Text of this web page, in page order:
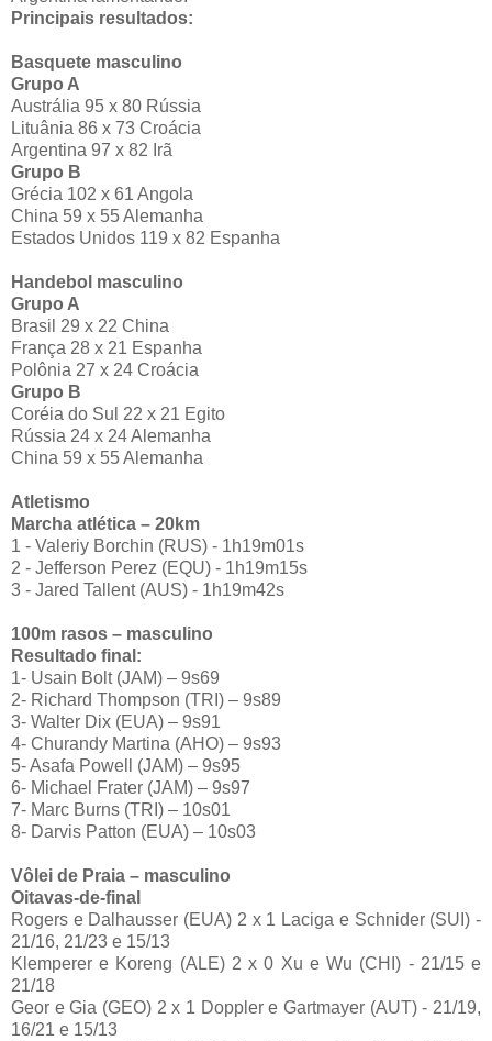
Principais resultados:
Basquete masculino
Grupo A
Austrália 95 x 80 Rússia
Lituânia 86 x 73 Croácia
Argentina 97 x 82 Irã
Grupo B
Grécia 102 x 61 Angola
China 59 x 55 Alemanha
Estados Unidos 119 x 82 Espanha
Handebol masculino
Grupo A
Brasil 29 x 22 China
França 28 x 21 Espanha
Polônia 27 x 24 Croácia
Grupo B
Coréia do Sul 22 x 21 Egito
Rússia 24 x 24 Alemanha
China 59 x 55 Alemanha
Atletismo
Marcha atlética – 20km
1 - Valeriy Borchin (RUS) - 1h19m01s
2 - Jefferson Perez (EQU) - 1h19m15s
3 - Jared Tallent (AUS) - 1h19m42s
100m rasos – masculino
Resultado final:
1- Usain Bolt (JAM) – 9s69
2- Richard Thompson (TRI) – 9s89
3- Walter Dix (EUA) – 9s91
4- Churandy Martina (AHO) – 9s93
5- Asafa Powell (JAM) – 9s95
6- Michael Frater (JAM) – 9s97
7- Marc Burns (TRI) – 10s01
8- Darvis Patton (EUA) – 10s03
Vôlei de Praia – masculino
Oitavas-de-final
Rogers e Dalhausser (EUA) 2 x 1 Laciga e Schnider (SUI) -
21/16, 21/23 e 15/13
Klemperer e Koreng (ALE) 2 x 0 Xu e Wu (CHI) - 21/15 e
21/18
Geor e Gia (GEO) 2 x 1 Doppler e Gartmayer (AUT) - 21/19,
16/21 e 15/13